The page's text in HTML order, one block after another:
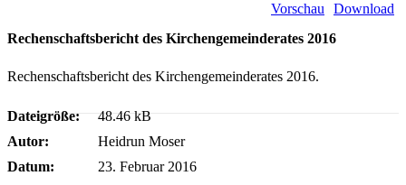
Download
Vorschau
Rechenschaftsbericht des Kirchengemeinderates 2016
Rechenschaftsbericht des Kirchengemeinderates 2016.
Dateigröße:
48.46 kB
Autor:
Heidrun Moser
Datum:
23. Februar 2016